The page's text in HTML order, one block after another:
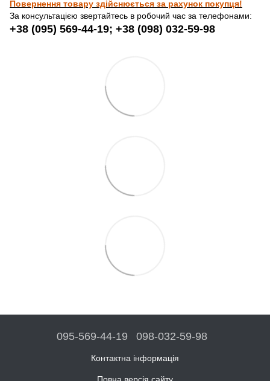
Повернення товару здійснюється за рахунок покупця!
За консультацією звертайтесь в робочий час за телефонами:
+38 (095) 569-44-19; +38 (098) 032-59-98
095-569-44-19 098-032-59-98
Контактна інформація